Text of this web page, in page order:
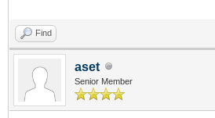
Find
aset
Senior Member